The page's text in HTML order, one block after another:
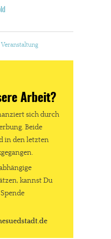
Arbeit?
durch Partnerprofile und
sind in den letzten Monaten
schätzen,
Veranstaltung
Arbeit?
sich durch
Beide
in den letzten
kannst Du